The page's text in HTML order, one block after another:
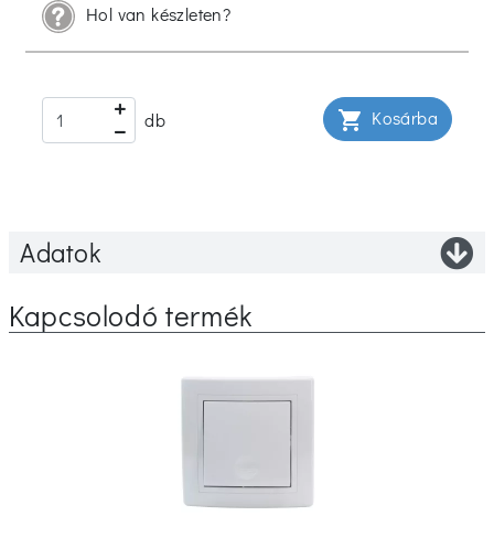
Hol van készleten?
db shopping_cart Kosárba
Adatok
Kapcsolodó termék